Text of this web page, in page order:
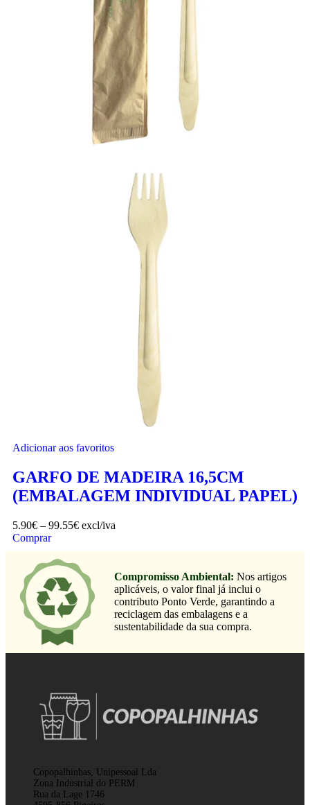
Adicionar aos favoritos
GARFO DE MADEIRA 16,5CM
(EMBALAGEM INDIVIDUAL PAPEL)
5.90€ – 99.55€ excl/iva
Comprar
Compromisso Ambiental: Nos artigos
aplicáveis, o valor final já inclui o
contributo Ponto Verde, garantindo a
reciclagem das embalagens e a
sustentabilidade da sua compra.
Copopalhinhas, Unipessoal Lda
Zona Industrial do PERM
Rua da Lage 1746